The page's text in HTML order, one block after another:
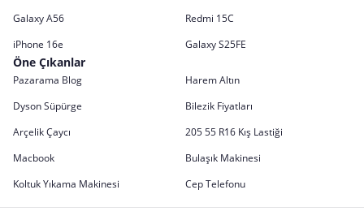
Galaxy A56
Redmi 15C
iPhone 16e
Galaxy S25FE
Öne Çıkanlar
Pazarama Blog
Harem Altın
Dyson Süpürge
Bilezik Fiyatları
Arçelik Çaycı
205 55 R16 Kış Lastiği
Macbook
Bulaşık Makinesi
Koltuk Yıkama Makinesi
Cep Telefonu